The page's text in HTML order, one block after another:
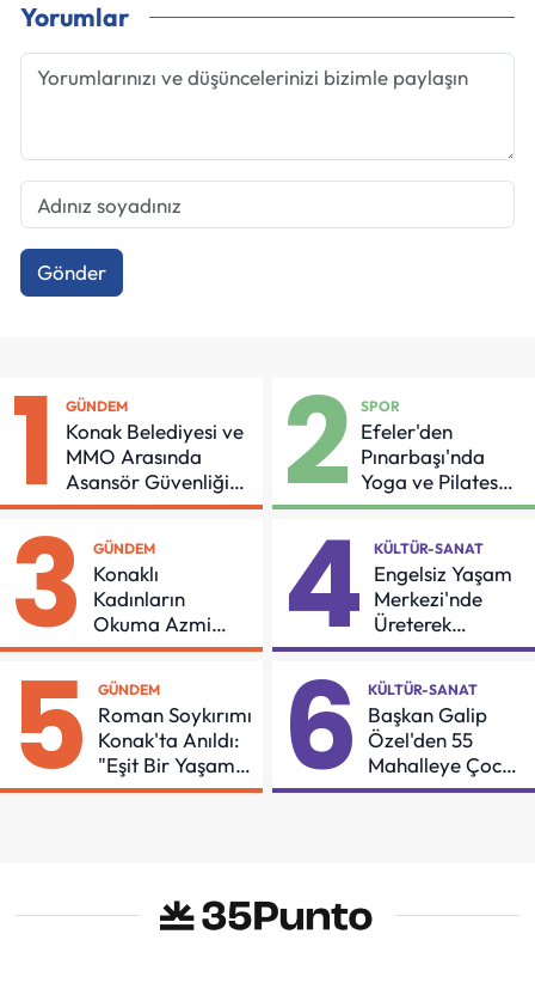
Yorumlar
Gönder
1 GÜNDEM
Konak Belediyesi ve
MMO Arasında
Asansör Güvenliği
İçin Önemli Protokol
2 SPOR
Efeler'den
Pınarbaşı'nda
Yoga ve Pilates
Buluşması
3 GÜNDEM
Konaklı
Kadınların
Okuma Azmi
Örnek Oldu
4 KÜLTÜR-SANAT
Engelsiz Yaşam
Merkezi'nde
Üreterek
Güçleniyorlar
5 GÜNDEM
Roman Soykırımı
Konak'ta Anıldı:
"Eşit Bir Yaşam
İçin Mücadeleyi
6 KÜLTÜR-SANAT
Başkan Galip
Özel'den 55
Mahalleye Çocuk
Şenliği